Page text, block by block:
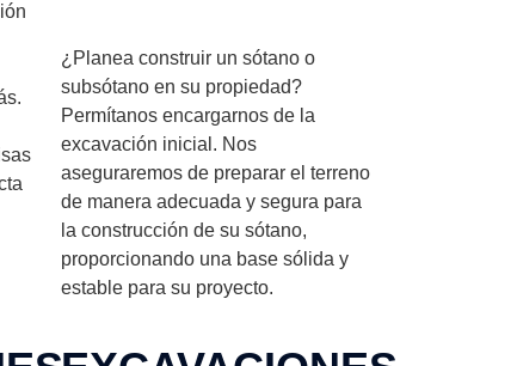
¿Planea construir un sótano o
subsótano en su propiedad?
Permítanos encargarnos de la
excavación inicial. Nos
aseguraremos de preparar el terreno
de manera adecuada y segura para
la construcción de su sótano,
proporcionando una base sólida y
estable para su proyecto.